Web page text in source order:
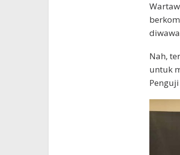
Nah,
untuk